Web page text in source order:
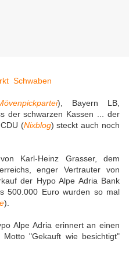
), Bayern LB,
der schwarzen Kassen ... der
(Nixblog) steckt auch noch
Karl-Heinz Grasser, dem
enger Vertrauter von
der Hypo Alpe Adria Bank
500.000 Euro wurden so mal
).
Alpe Adria erinnert an einen
"Gekauft wie besichtigt"